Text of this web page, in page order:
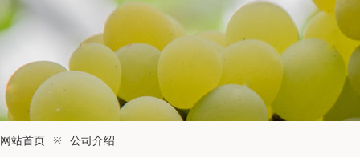
网站首页 ※ 公司介绍